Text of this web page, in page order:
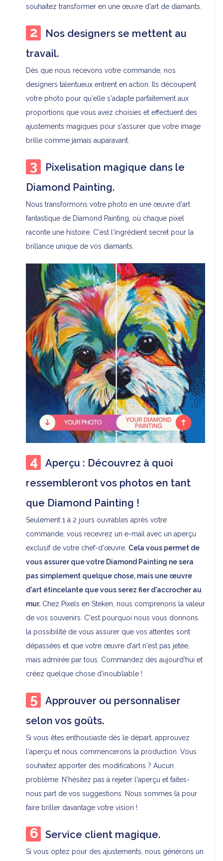
souhaitez transformer en une œuvre d'art de diamants.
Nos designers se mettent au
travail.
Dès que nous recevons votre commande, nos
designers talentueux entrent en action. Ils découpent
votre photo pour qu'elle s'adapte parfaitement aux
proportions que vous avez choisies et effectuent des
ajustements magiques pour s'assurer que votre image
brille comme jamais auparavant.
Pixelisation magique dans le
Diamond Painting.
Nous transformons votre photo en une œuvre d'art
fantastique de Diamond Painting, où chaque pixel
raconte une histoire. C'est l'ingrédient secret pour la
brillance unique de vos diamants.
Aperçu : Découvrez à quoi
ressembleront vos photos en tant
que Diamond Painting !
Seulement 1 à 2 jours ouvrables après votre
commande, vous recevrez un e-mail avec un aperçu
exclusif de votre chef-d'œuvre. Cela vous permet de
vous assurer que votre Diamond Painting ne sera
pas simplement quelque chose, mais une œuvre
d'art étincelante que vous serez fier d'accrocher au
mur. Chez Pixels en Steken, nous comprenons la valeur
de vos souvenirs. C'est pourquoi nous vous donnons
la possibilité de vous assurer que vos attentes sont
dépassées et que votre œuvre d'art n'est pas jetée,
mais admirée par tous. Commandez dès aujourd'hui et
créez quelque chose d'inoubliable !
Approuver ou personnaliser
selon vos goûts.
Si vous êtes enthousiaste dès le départ, approuvez
l'aperçu et nous commencerons la production. Vous
souhaitez apporter des modifications ? Aucun
problème. N'hésitez pas à rejeter l'aperçu et faites-
nous part de vos suggestions. Nous sommes là pour
faire briller davantage votre vision !
Service client magique.
Si vous optez pour des ajustements, nous générons un